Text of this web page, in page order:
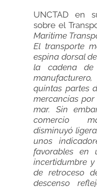
UNCTAD en
sobre el
Maritime
El transporte
espina dorsal
la cadena de
quintas partes
mercancías por
mar. Sin
comercio
disminuyó
unos
favorables en
incertidumbre
de retroceso
descenso